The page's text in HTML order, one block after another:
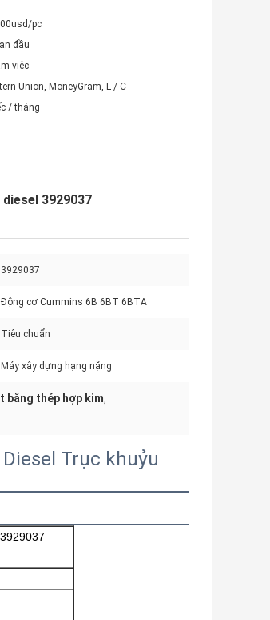
pc
đầu
việc
Union, MoneyGram, L / C
/ tháng
3929037
3929037
Động cơ Cummins 6B 6BT 6BTA
Tiêu chuẩn
Máy xây dựng hạng nặng
bằng thép hợp kim,
Trục khuỷu